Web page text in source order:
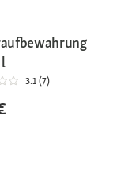
l
3.1 (7)